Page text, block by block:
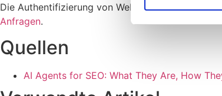
Die Authentifizierung von Web-Bots durch
Anfragen.
Quellen
AI Agents for SEO: What They Are, How